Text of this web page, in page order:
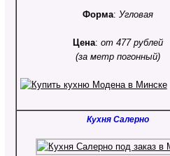
Форма: Угловая
Цена: от 477 рублей
(за метр погонный)
Кухня Салерно